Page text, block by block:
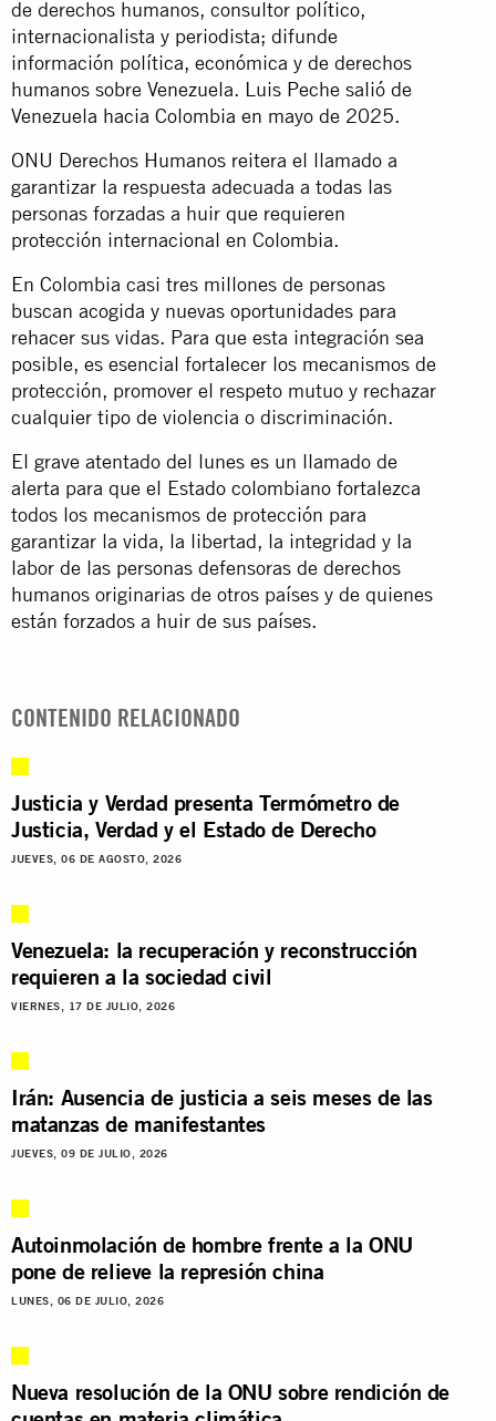
de derechos humanos, consultor político,
internacionalista y periodista; difunde
información política, económica y de derechos
humanos sobre Venezuela. Luis Peche salió de
Venezuela hacia Colombia en mayo de 2025.
ONU Derechos Humanos reitera el llamado a
garantizar la respuesta adecuada a todas las
personas forzadas a huir que requieren
protección internacional en Colombia.
En Colombia casi tres millones de personas
buscan acogida y nuevas oportunidades para
rehacer sus vidas. Para que esta integración sea
posible, es esencial fortalecer los mecanismos de
protección, promover el respeto mutuo y rechazar
cualquier tipo de violencia o discriminación.
El grave atentado del lunes es un llamado de
alerta para que el Estado colombiano fortalezca
todos los mecanismos de protección para
garantizar la vida, la libertad, la integridad y la
labor de las personas defensoras de derechos
humanos originarias de otros países y de quienes
están forzados a huir de sus países.
CONTENIDO RELACIONADO
Justicia y Verdad presenta Termómetro de
Justicia, Verdad y el Estado de Derecho
JUEVES, 06 DE AGOSTO, 2026
Venezuela: la recuperación y reconstrucción
requieren a la sociedad civil
VIERNES, 17 DE JULIO, 2026
Irán: Ausencia de justicia a seis meses de las
matanzas de manifestantes
JUEVES, 09 DE JULIO, 2026
Autoinmolación de hombre frente a la ONU
pone de relieve la represión china
LUNES, 06 DE JULIO, 2026
Nueva resolución de la ONU sobre rendición de